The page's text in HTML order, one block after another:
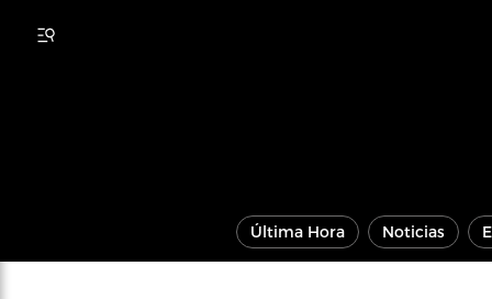
Última Hora Noticias